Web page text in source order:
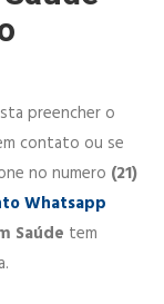
preencher o
contato ou se
no numero (21)
Whatsapp
Saúde tem